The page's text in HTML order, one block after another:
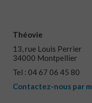
Théovie
13, rue Louis Perrier
34000 Montpellier
Tel : 04 67 06 45 80
Contactez-nous par